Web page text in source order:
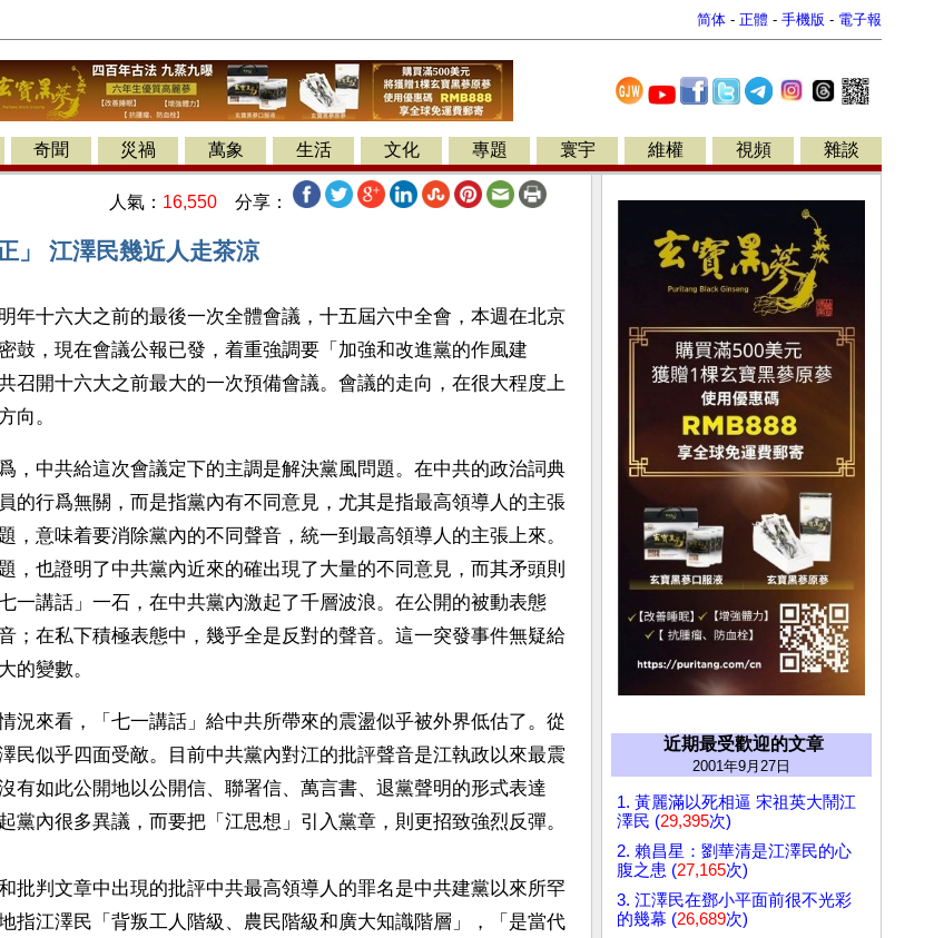
简体 - 正體 - 手機版 - 電子報
奇聞 災禍 萬象 生活 文化 專題 寰宇 維權 視頻 雜談
人氣： 16,550 分享：
」 江澤民幾近人走茶涼
年十六大之前的最後一次全體會議，十五屆六中全會，本週在北京
鼓，現在會議公報已發，着重強調要「加強和改進黨的作風建
召開十六大之前最大的一次預備會議。會議的走向，在很大程度上
向。
，中共給這次會議定下的主調是解決黨風問題。在中共的政治詞典
的行爲無關，而是指黨內有不同意見，尤其是指最高領導人的主張
，意味着要消除黨內的不同聲音，統一到最高領導人的主張上來。
，也證明了中共黨內近來的確出現了大量的不同意見，而其矛頭則
一講話」一石，在中共黨內激起了千層波浪。在公開的被動表態
；在私下積極表態中，幾乎全是反對的聲音。這一突發事件無疑給
的變數。
況來看，「七一講話」給中共所帶來的震盪似乎被外界低估了。從
民似乎四面受敵。目前中共黨內對江的批評聲音是江執政以來最震
有如此公開地以公開信、聯署信、萬言書、退黨聲明的形式表達
黨內很多異議，而要把「江思想」引入黨章，則更招致強烈反彈。
批判文章中出現的批評中共最高領導人的罪名是中共建黨以來所罕
指江澤民「背叛工人階級、農民階級和廣大知識階層」，「是當代
近期最受歡迎的文章
2001年9月27日
1. 黃麗滿以死相逼 宋祖英大鬧江
澤民 (29,395次)
2. 賴昌星：劉華清是江澤民的心
腹之患 (27,165次)
3. 江澤民在鄧小平面前很不光彩
的幾幕 (26,689次)